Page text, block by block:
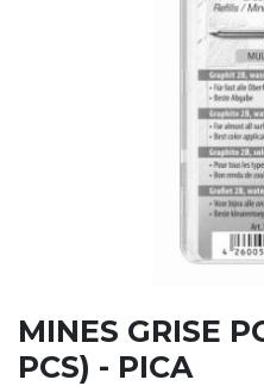
MINES GRISE
PCS) - PICA